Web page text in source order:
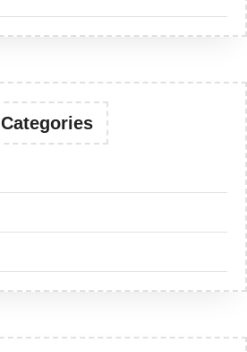
Categories